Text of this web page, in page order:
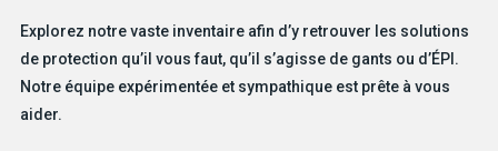
Explorez notre vaste inventaire afin d’y retrouver les solutions
de protection qu’il vous faut, qu’il s’agisse de gants ou d’ÉPI.
Notre équipe expérimentée et sympathique est prête à vous
aider.